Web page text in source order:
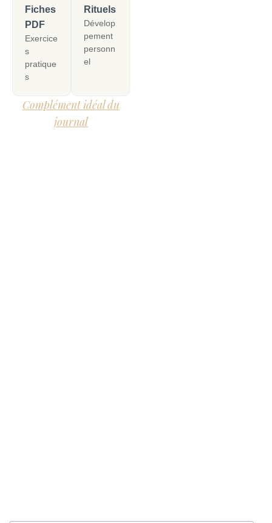
Fiches
PDF
Exercice
s
pratique
s
Rituels
Dévelop
pement
personn
el
Complément idéal du
journal